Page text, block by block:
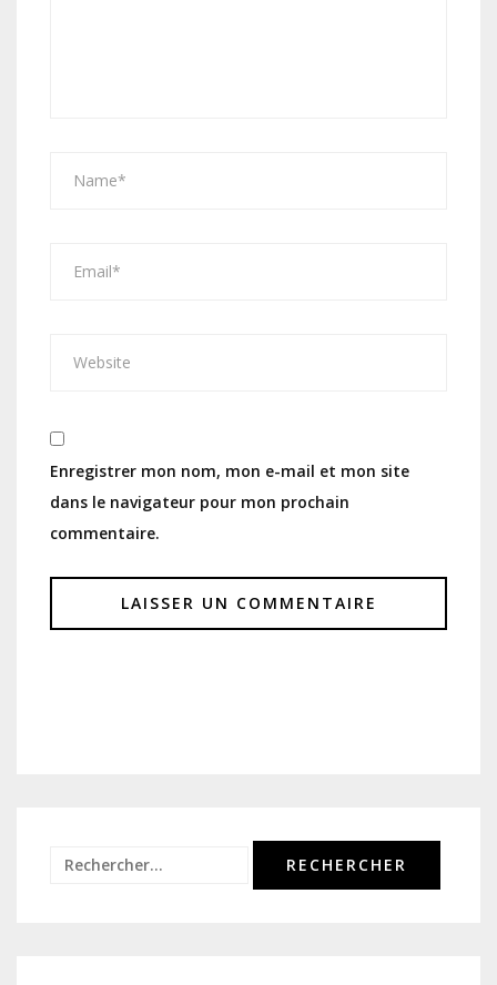
Enregistrer mon nom, mon e-mail et mon site
dans le navigateur pour mon prochain
commentaire.
Rechercher :